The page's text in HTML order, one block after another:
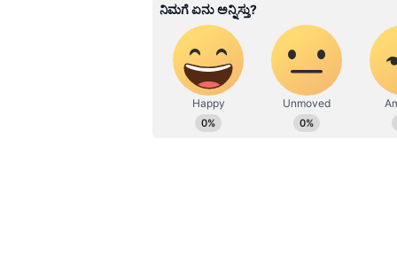
ಬಿಎಸ್‌ಯಡಿಯೂರಪ್ಪ ಬಿಜೆಪಿ ಅಭ್ಯರ್ಥಿ
ಭರಮಸಾಗರ ಭಾಗದಲ್ಲಿ ಲಿಂಗಾಯತ
ಸೆಳೆಯುವ ನಿಟ್ಟಿನಲ್ಲಿ ಇಂದು ಅಖಾಡಕ್ಕೆ
ವಾರ್ತಾ ಮತ್ತು ಸಾರ್ವಜನಿಕ
ಕೊರೊನಾ ವಾರಿಯರ್ಸ್ ಅವಾರ್ಡ್,
ಬರೆವಣಿಗೆ ಮತ್ತು ಸಾಹಿತ್ಯಾಸಕ್ತರು.